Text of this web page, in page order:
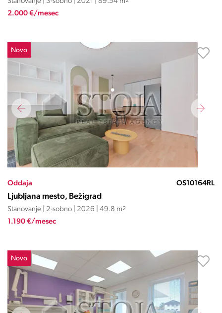
2.000 €/mesec
Novo
Oddaja OS10164RL
Ljubljana mesto, Bežigrad
Stanovanje | 2-sobno | 2026 | 49.8 m2
1.190 €/mesec
Novo